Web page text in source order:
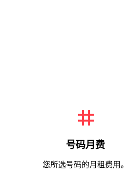
号码月费
您所选号码的月租费用。